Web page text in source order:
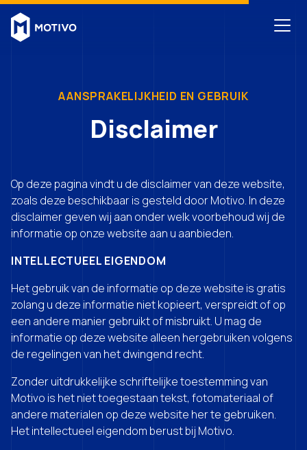
Disclaimer
AANSPRAKELIJKHEID EN GEBRUIK
Op deze pagina vindt u de disclaimer van deze website,
zoals deze beschikbaar is gesteld door Motivo. In deze
disclaimer geven wij aan onder welk voorbehoud wij de
informatie op onze website aan u aanbieden.
INTELLECTUEEL EIGENDOM
Het gebruik van de informatie op deze website is gratis
zolang u deze informatie niet kopieert, verspreidt of op
een andere manier gebruikt of misbruikt. U mag de
informatie op deze website alleen hergebruiken volgens
de regelingen van het dwingend recht.
Zonder uitdrukkelijke schriftelijke toestemming van
Motivo is het niet toegestaan tekst, fotomateriaal of
andere materialen op deze website her te gebruiken.
Het intellectueel eigendom berust bij Motivo.